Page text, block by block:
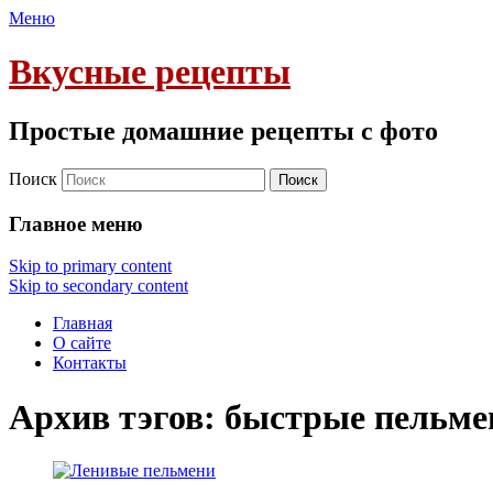
Меню
Вкусные рецепты
Простые домашние рецепты с фото
Поиск
Главное меню
Skip to primary content
Skip to secondary content
Главная
О сайте
Контакты
Архив тэгов: быстрые